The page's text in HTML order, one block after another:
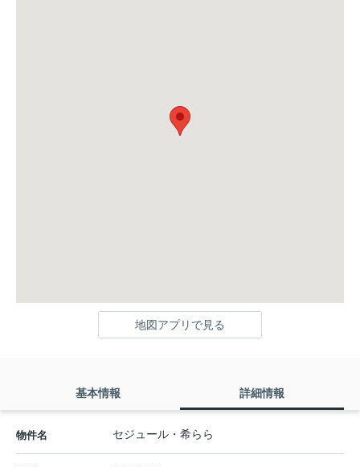
地図アプリで見る
基本情報 詳細情報
物件名 セジュール・希らら